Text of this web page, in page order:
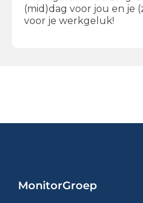
(mid)dag voor jou en je
voor je werkgeluk!
MonitorGroep